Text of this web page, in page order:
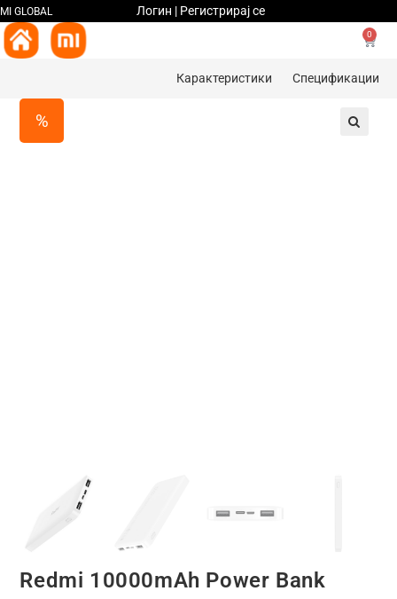
MI GLOBAL Логин | Регистрирај се
0
Карактеристики Спецификации
%
Redmi 10000mAh Power Bank